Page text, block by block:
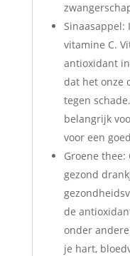
Sinaasappel:
vitamine C.
antioxidant
dat het onze
tegen
belangrijk
voor een
Groene thee:
gezond
de
onder
je hart,